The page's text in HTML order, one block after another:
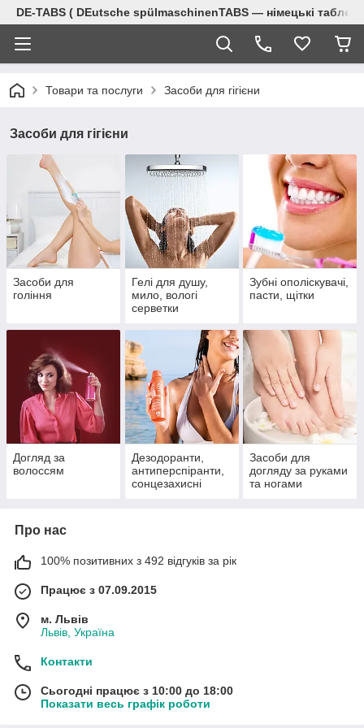
DE-TABS ( DEutsche spülmaschinenTABS ― німецькі
Товари та послуги Засоби для гігієни
Засоби для гігієни
Засоби для
гоління
Гелі для душу,
мило, вологі
серветки
Зубні ополіскувачі,
пасти, щітки
Догляд за
волоссям
Дезодоранти,
антиперспіранти,
сонцезахисні
Засоби для
догляду за руками
та ногами
Про нас
100% позитивних з 492 відгуків за рік
Працює з 07.09.2015
м. Львів
Львів, Україна
Контакти
Сьогодні працює з 10:00 до 18:00
Показати весь графік роботи